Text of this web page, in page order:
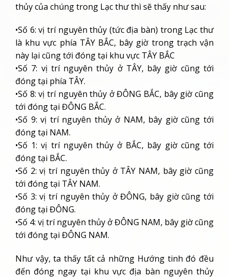
thủy của chúng trong Lạc thư thì sẽ thấy như sau:
•Số 6: vị trí nguyên thủy (tức địa bàn) trong Lạc thư
là khu vực phía TÂY BẮC, bây giờ trong trạch vận
này lại cũng tới đóng tại khu vực TÂY BẮC
•Số 7: vị trí nguyên thủy ở TÂY, bây giờ cũng tới
đóng tại phía TÂY.
•Số 8: vị trí nguyên thủy ở ĐÔNG BẮC, bây giờ cũng
tới đóng tại ĐÔNG BẮC.
•Số 9: vị trí nguyên thủy ở NAM, bây giờ cũng tới
đóng tại NAM.
•Số 1: vị trí nguyên thủy ở BẮC, bây giờ cũng tới
đóng tại BẮC.
•Số 2: vị trí nguyên thủy ở TÂY NAM, bây giờ cũng
tới đóng tại TÂY NAM.
•Số 3: vị trí nguyên thủy ở ĐÔNG, bây giờ cũng tới
đóng tại ĐÔNG.
•Số 4: vị trí nguyên thủy ở ĐÔNG NAM, bây giờ cũng
tới đóng tại ĐÔNG NAM.
Như vậy, ta thấy tất cả những Hướng tinh đó đều
đến đóng ngay tại khu vực địa bàn nguyên thủy